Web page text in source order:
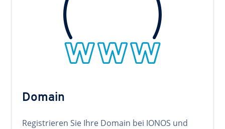
Domain
Registrieren Sie Ihre Domain bei IONOS und